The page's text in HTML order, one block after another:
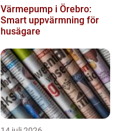
Värmepump i Örebro:
Smart uppvärmning för
husägare